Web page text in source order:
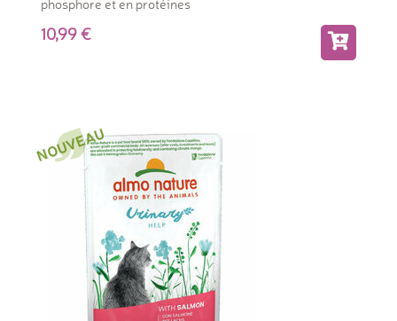
phosphore et en protéines
10,99